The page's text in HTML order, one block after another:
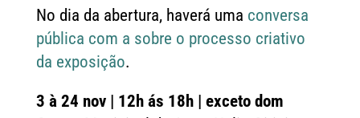
No dia da abertura, haverá uma conversa
pública com a sobre o processo criativo
da exposição.
3 à 24 nov | 12h ás 18h | exceto dom